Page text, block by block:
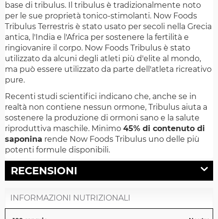
base di tribulus. Il tribulus è tradizionalmente noto
per le sue proprietà tonico-stimolanti. Now Foods
Tribulus Terrestris è stato usato per secoli nella Grecia
antica, l'India e l'Africa per sostenere la fertilità e
ringiovanire il corpo. Now Foods Tribulus è stato
utilizzato da alcuni degli atleti più d'elite al mondo,
ma può essere utilizzato da parte dell'atleta ricreativo
pure.
Recenti studi scientifici indicano che, anche se in
realtà non contiene nessun ormone, Tribulus aiuta a
sostenere la produzione di ormoni sano e la salute
riproduttiva maschile. Minimo 45% di contenuto di
saponina rende Now Foods Tribulus uno delle più
potenti formule disponibili.
RECENSIONI
INFORMAZIONI NUTRIZIONALI